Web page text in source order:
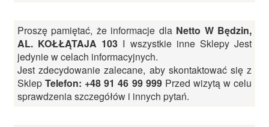
Proszę pamiętać, że informacje dla Netto W Będzin,
AL. KOŁŁĄTAJA 103 I wszystkie inne Sklepy Jest
jedynie w celach informacyjnych.
Jest zdecydowanie zalecane, aby skontaktować się z
SklepTelefon: +48 91 46 99 999Przed wizytą w celu
sprawdzenia szczegółów i innych pytań.